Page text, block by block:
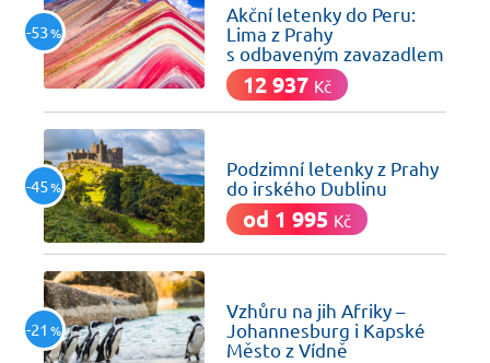
-53%
Akční letenky do Peru:
Lima z Prahy
s odbaveným zavazadlem
12 937 Kč
-45%
Podzimní letenky z Prahy
do irského Dublinu
od 1 995 Kč
-21 %
Vzhůru na jih Afriky –
Johannesburg i Kapské
Město z Vídně